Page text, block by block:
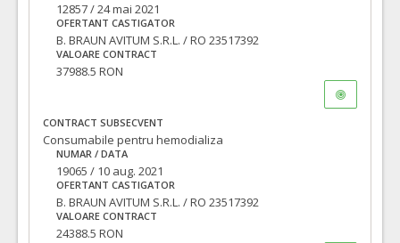
12857 / 24 mai 2021
OFERTANT CASTIGATOR
B. BRAUN AVITUM S.R.L. / RO 23517392
VALOARE CONTRACT
37988.5 RON
CONTRACT SUBSECVENT
Consumabile pentru hemodializa
NUMAR / DATA
19065 / 10 aug. 2021
OFERTANT CASTIGATOR
B. BRAUN AVITUM S.R.L. / RO 23517392
VALOARE CONTRACT
24388.5 RON